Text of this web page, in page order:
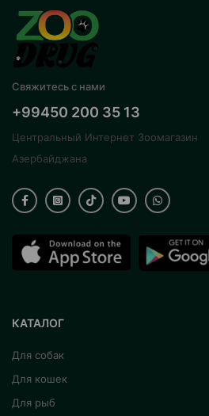
Свяжитесь с нами
+99450 200 35 13
Центральный Интернет Зоомагазин
Азербайджана
КАТАЛОГ
Для собак
Для кошек
Для рыб